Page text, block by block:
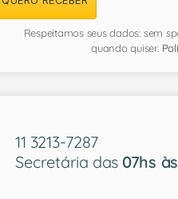
Respeitamos seus dados: sem
quando quiser.
11 3213-7287
Secretária das 07hs